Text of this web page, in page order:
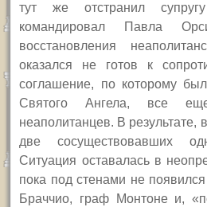
тут же отстранил
командировал Павла
восстановления
оказался не готов к
соглашение, по которому
Святого Ангела, все
неаполитанцев. В результате,
две сосуществовавших
Ситуация оставалась в
пока под стенами не
Браччио, граф Монтоне и,